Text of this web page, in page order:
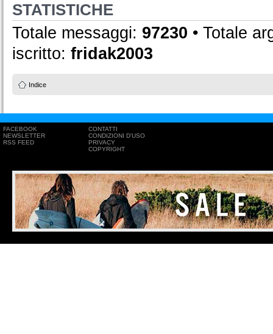
STATISTICHE
Totale messaggi: 97230 • Totale
iscritto: fridak2003
Indice
FACEBOOK
NEWSLETTER
RSS FEED
CONTATTI
CONDIZIONI D'USO
PRIVACY
COPYRIGHT